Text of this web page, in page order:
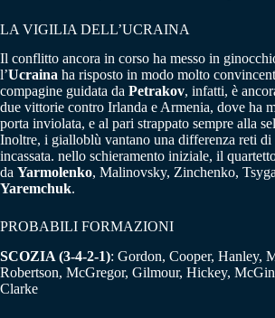
LA VIGILIA DELL’UCRAINA
Il conflitto ancora in corso ha messo in
l’Ucraina ha risposto in modo molto
compagine guidata da Petrakov, infatti, è
due vittorie contro Irlanda e Armenia, dove ha
porta inviolata, e al pari strappato sempre alla
Inoltre, i gialloblù vantano una differenza reti di
incassata. nello schieramento iniziale, il
da Yarmolenko, Malinovsky, Zinchenko,
Yaremchuk.
PROBABILI FORMAZIONI
SCOZIA (3-4-2-1): Gordon, Cooper, Hanley,
Robertson, McGregor, Gilmour, Hickey,
Clarke